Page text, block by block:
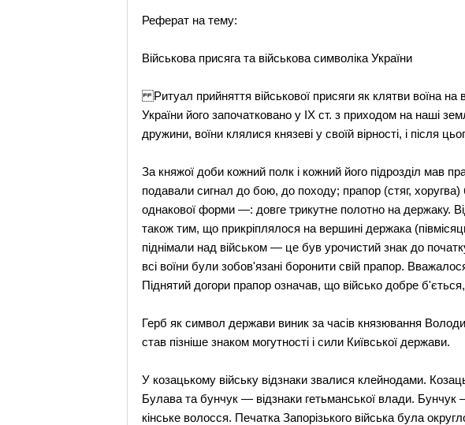
Реферат на тему:
Військова присяга та військова символіка України
Ритуал прийняття військової присяги як клятви воїна на
України його започатковано у IX ст. з приходом на наші
дружини, воїни клялися князеві у своїй вірності, і після
За княжої доби кожний полк і кожний його підрозділ мав
подавали сигнал до бою, до походу; прапор (стяг,
однакової форми —: довге трикутне полотно на держаку.
також тим, що прикріплялося на вершині держака
піднімали над військом — це був урочистий знак до
всі воїни були зобов'язані боронити свій прапор.
Піднятий догори прапор означав, що військо добре
Герб як символ держави виник за часів князювання
став пізніше знаком могутності і сили Київської держави.
У козацькому війську відзнаки звалися клейнодами.
Булава та бунчук — відзнаки гетьманської влади.
кінське волосся. Печатка Запорізького війська була